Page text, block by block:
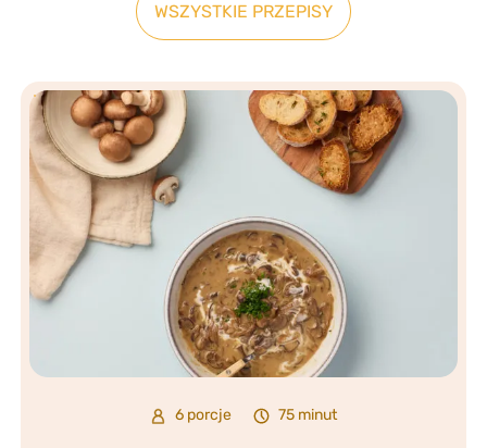
WSZYSTKIE PRZEPISY
6 porcje 75 minut